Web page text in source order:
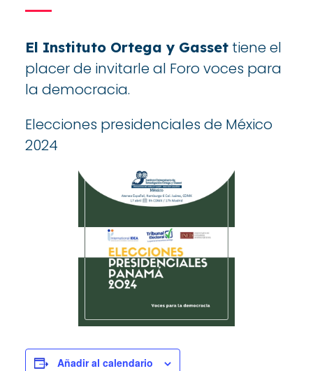
El Instituto Ortega y Gasset tiene el
placer de invitarle al Foro voces para
la democracia.
Elecciones presidenciales de México
2024
Añadir al calendario